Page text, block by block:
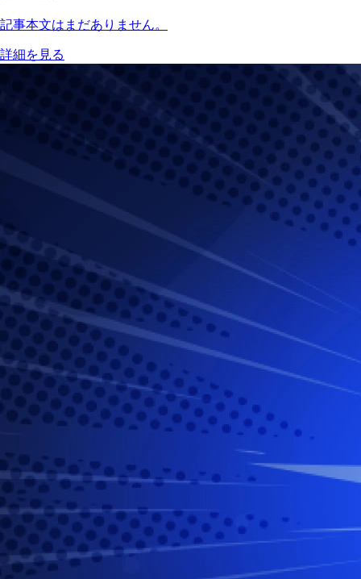
記事本文はまだありません。
詳細を見る